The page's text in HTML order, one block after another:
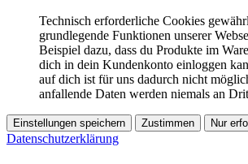
Technisch erforderliche Cookies
grundlegende Funktionen unserer
Beispiel dazu, dass du Produkte im
dich in dein Kundenkonto einloggen
auf dich ist für uns dadurch nicht
anfallende Daten werden niemals an
Einstellungen speichern Zustimmen Nur
Datenschutzerklärung